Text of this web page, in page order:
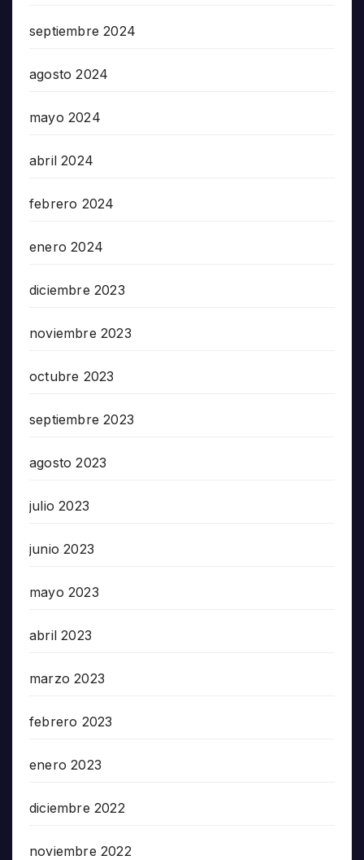
septiembre 2024
agosto 2024
mayo 2024
abril 2024
febrero 2024
enero 2024
diciembre 2023
noviembre 2023
octubre 2023
septiembre 2023
agosto 2023
julio 2023
junio 2023
mayo 2023
abril 2023
marzo 2023
febrero 2023
enero 2023
diciembre 2022
noviembre 2022